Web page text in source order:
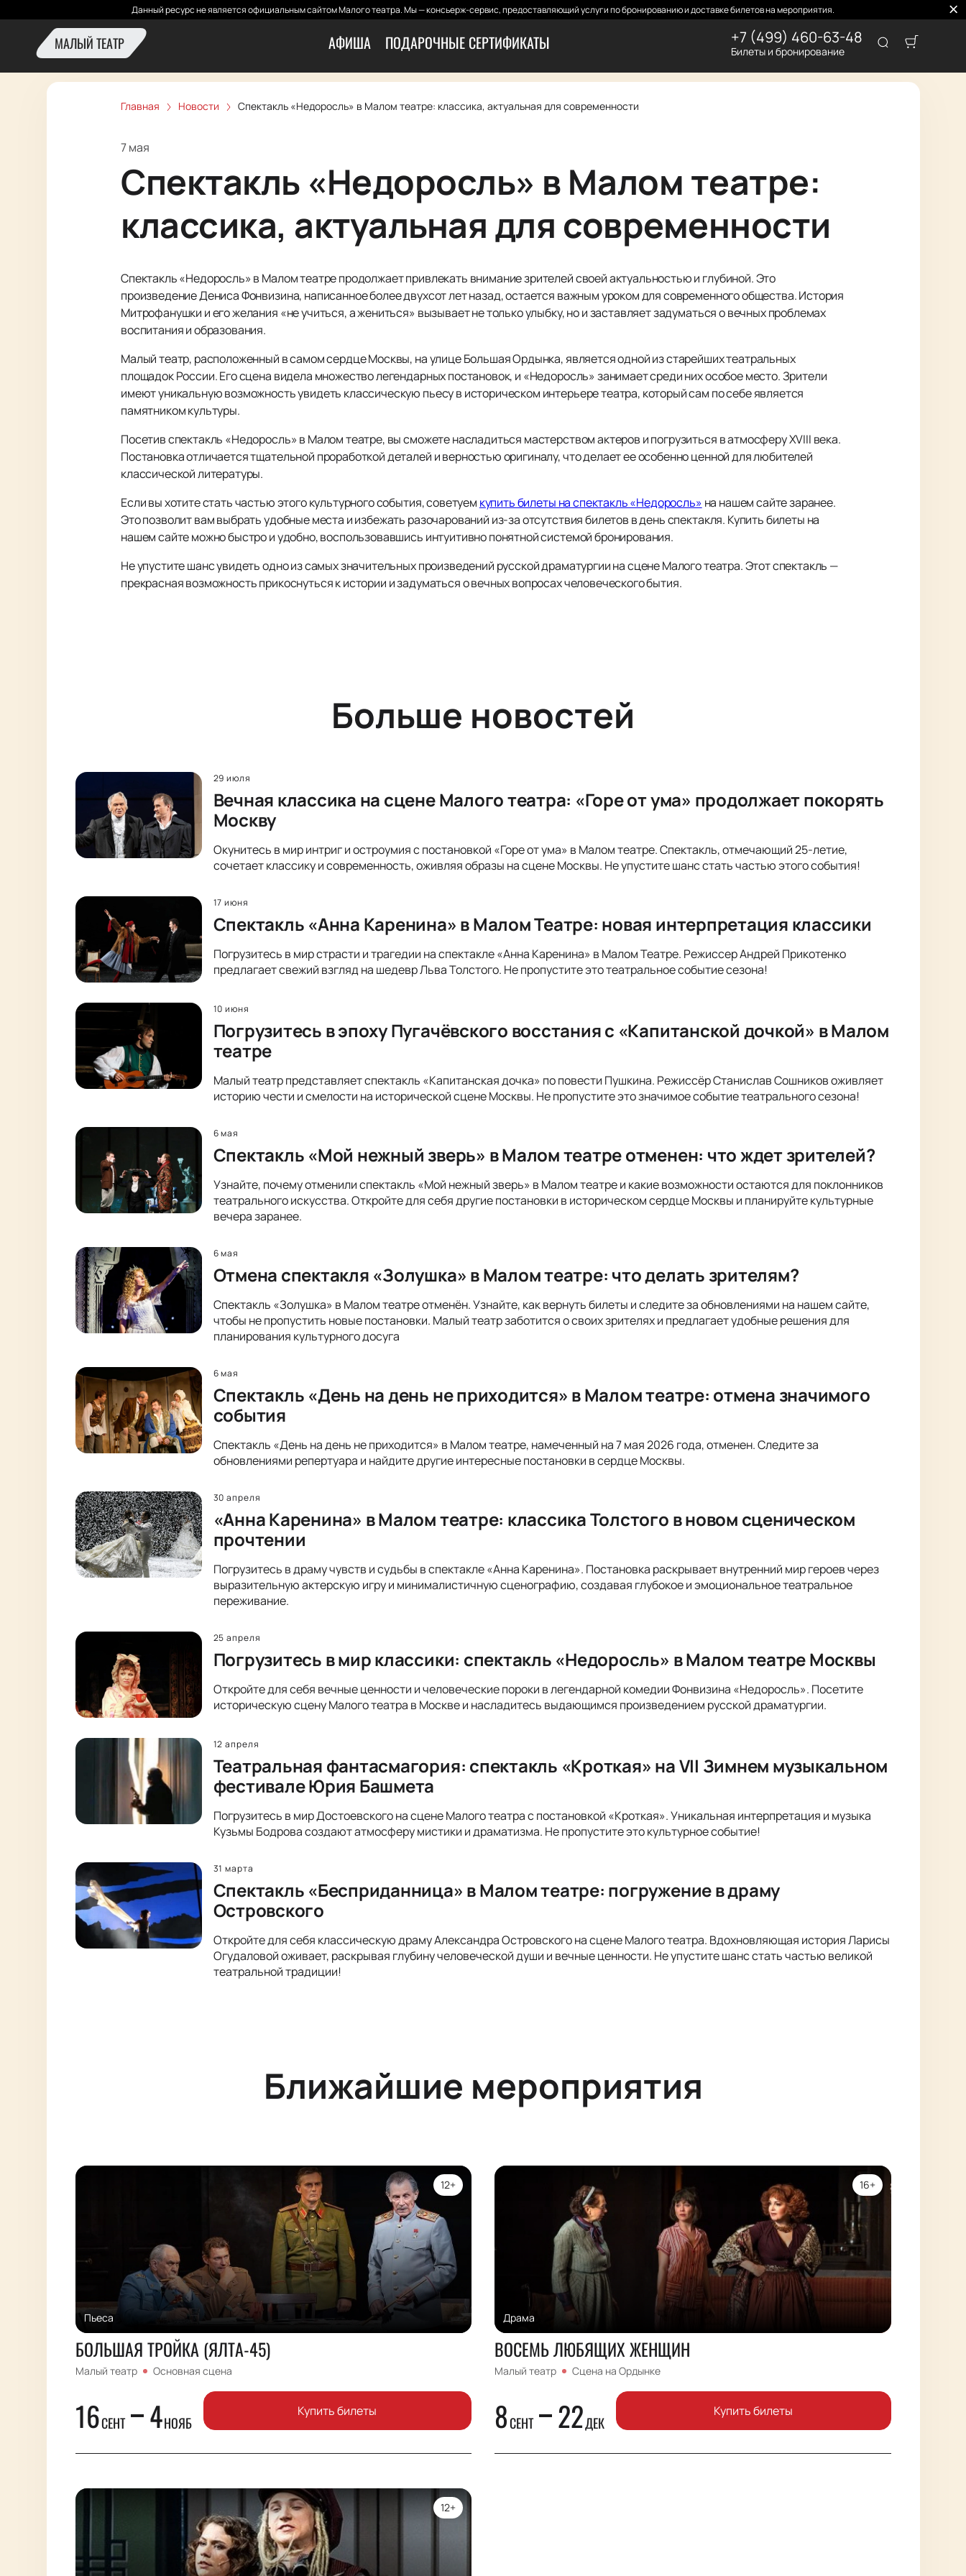
Данный ресурс не является официальным сайтом Малого театра. Мы — консьерж-сервис, предоставляющий услуги по бронированию и доставке билетов на мероприятия.
МАЛЫЙ ТЕАТР АФИША ПОДАРОЧНЫЕ СЕРТИФИКАТЫ +7 (499) 460-63-48
Билеты и бронирование
Главная Новости Спектакль «Недоросль» в Малом театре: классика, актуальная для современности
7 мая
Спектакль «Недоросль» в Малом театре:
классика, актуальная для современности
Спектакль «Недоросль» в Малом театре продолжает привлекать внимание зрителей своей актуальностью и глубиной. Это
произведение Дениса Фонвизина, написанное более двухсот лет назад, остается важным уроком для современного общества. История
Митрофанушки и его желания «не учиться, а жениться» вызывает не только улыбку, но и заставляет задуматься о вечных проблемах
воспитания и образования.
Малый театр, расположенный в самом сердце Москвы, на улице Большая Ордынка, является одной из старейших театральных
площадок России. Его сцена видела множество легендарных постановок, и «Недоросль» занимает среди них особое место. Зрители
имеют уникальную возможность увидеть классическую пьесу в историческом интерьере театра, который сам по себе является
памятником культуры.
Посетив спектакль «Недоросль» в Малом театре, вы сможете насладиться мастерством актеров и погрузиться в атмосферу XVIII века.
Постановка отличается тщательной проработкой деталей и верностью оригиналу, что делает ее особенно ценной для любителей
классической литературы.
Если вы хотите стать частью этого культурного события, советуем купить билеты на спектакль «Недоросль» на нашем сайте заранее.
Это позволит вам выбрать удобные места и избежать разочарований из-за отсутствия билетов в день спектакля. Купить билеты на
нашем сайте можно быстро и удобно, воспользовавшись интуитивно понятной системой бронирования.
Не упустите шанс увидеть одно из самых значительных произведений русской драматургии на сцене Малого театра. Этот спектакль —
прекрасная возможность прикоснуться к истории и задуматься о вечных вопросах человеческого бытия.
Больше новостей
29 июля
Вечная классика на сцене Малого театра: «Горе от ума» продолжает покорять
Москву
Окунитесь в мир интриг и остроумия с постановкой «Горе от ума» в Малом театре. Спектакль, отмечающий 25-летие,
сочетает классику и современность, оживляя образы на сцене Москвы. Не упустите шанс стать частью этого события!
17 июня
Спектакль «Анна Каренина» в Малом Театре: новая интерпретация классики
Погрузитесь в мир страсти и трагедии на спектакле «Анна Каренина» в Малом Театре. Режиссер Андрей Прикотенко
предлагает свежий взгляд на шедевр Льва Толстого. Не пропустите это театральное событие сезона!
10 июня
Погрузитесь в эпоху Пугачёвского восстания с «Капитанской дочкой» в Малом
театре
Малый театр представляет спектакль «Капитанская дочка» по повести Пушкина. Режиссёр Станислав Сошников оживляет
историю чести и смелости на исторической сцене Москвы. Не пропустите это значимое событие театрального сезона!
6 мая
Спектакль «Мой нежный зверь» в Малом театре отменен: что ждет зрителей?
Узнайте, почему отменили спектакль «Мой нежный зверь» в Малом театре и какие возможности остаются для поклонников
театрального искусства. Откройте для себя другие постановки в историческом сердце Москвы и планируйте культурные
вечера заранее.
6 мая
Отмена спектакля «Золушка» в Малом театре: что делать зрителям?
Спектакль «Золушка» в Малом театре отменён. Узнайте, как вернуть билеты и следите за обновлениями на нашем сайте,
чтобы не пропустить новые постановки. Малый театр заботится о своих зрителях и предлагает удобные решения для
планирования культурного досуга
6 мая
Спектакль «День на день не приходится» в Малом театре: отмена значимого
события
Спектакль «День на день не приходится» в Малом театре, намеченный на 7 мая 2026 года, отменен. Следите за
обновлениями репертуара и найдите другие интересные постановки в сердце Москвы.
30 апреля
«Анна Каренина» в Малом театре: классика Толстого в новом сценическом
прочтении
Погрузитесь в драму чувств и судьбы в спектакле «Анна Каренина». Постановка раскрывает внутренний мир героев через
выразительную актерскую игру и минималистичную сценографию, создавая глубокое и эмоциональное театральное
переживание.
25 апреля
Погрузитесь в мир классики: спектакль «Недоросль» в Малом театре Москвы
Откройте для себя вечные ценности и человеческие пороки в легендарной комедии Фонвизина «Недоросль». Посетите
историческую сцену Малого театра в Москве и насладитесь выдающимся произведением русской драматургии.
12 апреля
Театральная фантасмагория: спектакль «Кроткая» на VII Зимнем музыкальном
фестивале Юрия Башмета
Погрузитесь в мир Достоевского на сцене Малого театра с постановкой «Кроткая». Уникальная интерпретация и музыка
Кузьмы Бодрова создают атмосферу мистики и драматизма. Не пропустите это культурное событие!
31 марта
Спектакль «Бесприданница» в Малом театре: погружение в драму
Островского
Откройте для себя классическую драму Александра Островского на сцене Малого театра. Вдохновляющая история Ларисы
Огудаловой оживает, раскрывая глубину человеческой души и вечные ценности. Не упустите шанс стать частью великой
театральной традиции!
Ближайшие мероприятия
Пьеса
12+
БОЛЬШАЯ ТРОЙКА (ЯЛТА-45)
Малый театр Основная сцена
16СЕНТ 4НОЯБ
Купить билеты
Драма
16+
ВОСЕМЬ ЛЮБЯЩИХ ЖЕНЩИН
Малый театр Сцена на Ордынке
8СЕНТ 22ДЕК
Купить билеты
12+